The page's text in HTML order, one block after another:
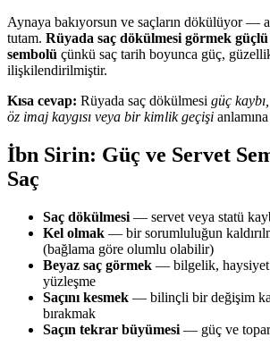
Aynaya bakıyorsun ve saçların dökülüyor —
tutam. Rüyada saç dökülmesi görmek
sembolü çünkü saç tarih boyunca güç,
ilişkilendirilmiştir.
Kısa cevap: Rüyada saç dökülmesi güç
öz imaj kaygısı veya bir kimlik geçişi
İbn Sirin: Güç ve Servet
Saç
Saç dökülmesi — servet veya statü
Kel olmak — bir sorumluluğun
(bağlama göre olumlu olabilir)
Beyaz saç görmek — bilgelik, haysiyet
yüzleşme
Saçını kesmek — bilinçli bir değişim
bırakmak
Saçın tekrar büyümesi — güç ve